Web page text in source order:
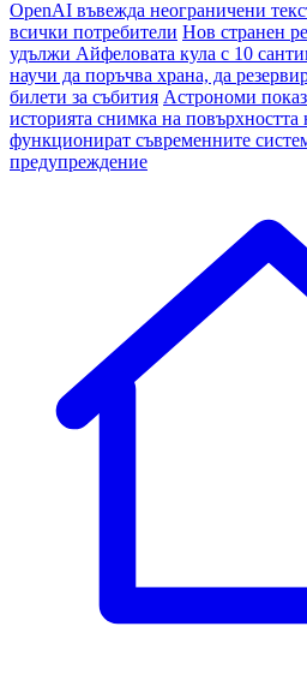
OpenAI въвежда неограничени
всички потребители Нов странен
удължи Айфеловата кула с 10
научи да поръчва храна, да
билети за събития Астрономи
историята снимка на
функционират съвременните
предупреждение